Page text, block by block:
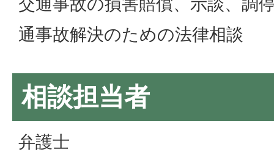
交通事故の損害賠償、示談、調
通事故解決のための法律相談
相談担当者
弁護士